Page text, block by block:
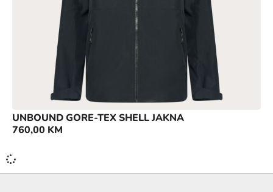
UNBOUND GORE-TEX SHELL JAKNA
760,00 KM